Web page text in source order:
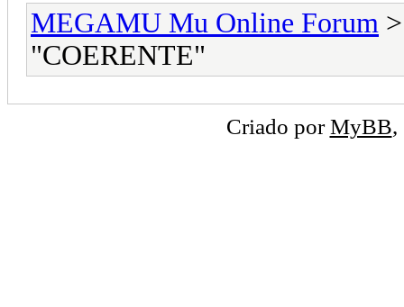
MEGAMU Mu Online Forum
"COERENTE"
Criado porMyBB,